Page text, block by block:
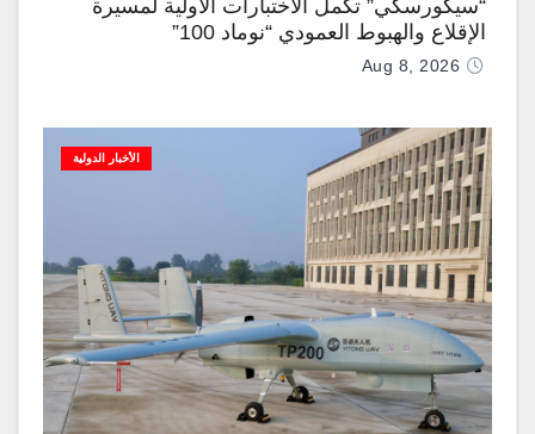
“سيكورسكي” تكمل الاختبارات الأولية لمسيرة
الإقلاع والهبوط العمودي “نوماد 100”
Aug 8, 2026
الأخبار الدولية